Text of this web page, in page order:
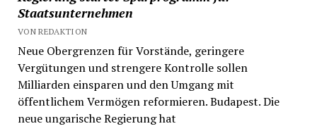
Staatsunternehmen
VON REDAKTION
Neue Obergrenzen für Vorstände, geringere
Vergütungen und strengere Kontrolle sollen
Milliarden einsparen und den Umgang mit
öffentlichem Vermögen reformieren. Budapest. Die
neue ungarische Regierung hat